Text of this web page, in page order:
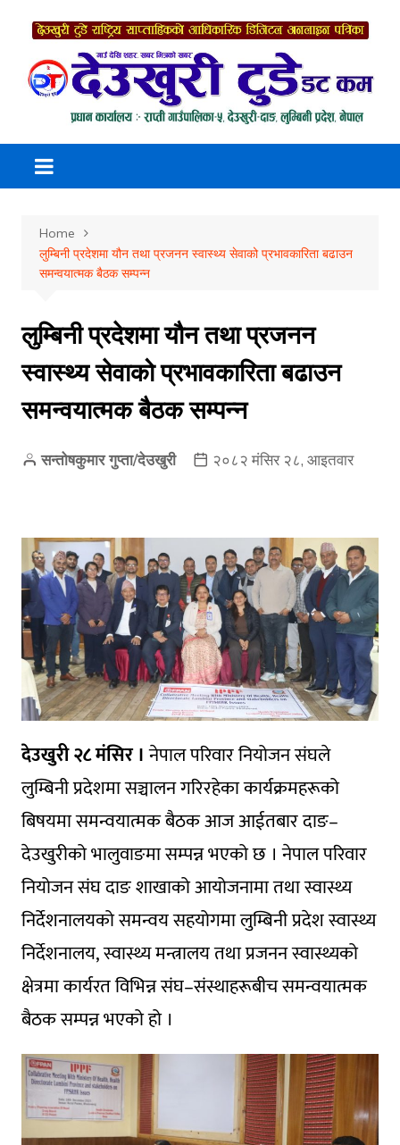
content
Home
लुम्बिनी प्रदेशमा यौन तथा प्रजनन स्वास्थ्य सेवाको प्रभावकारिता बढाउन
समन्वयात्मक बैठक सम्पन्न
लुम्बिनी प्रदेशमा यौन तथा प्रजनन
स्वास्थ्य सेवाको प्रभावकारिता बढाउन
समन्वयात्मक बैठक सम्पन्न
सन्तोषकुमार गुप्ता/देउखुरी २०८२ मंसिर २८, आइतवार
देउखुरी २८ मंसिर ।नेपाल परिवार नियोजन संघले
लुम्बिनी प्रदेशमा सञ्चालन गरिरहेका कार्यक्रमहरूको
बिषयमा समन्वयात्मक बैठक आज आईतबार दाङ–
देउखुरीको भालुवाङमा सम्पन्न भएको छ । नेपाल परिवार
नियोजन संघ दाङ शाखाको आयोजनामा तथा स्वास्थ्य
निर्देशनालयको समन्वय सहयोगमा लुम्बिनी प्रदेश स्वास्थ्य
निर्देशनालय, स्वास्थ्य मन्त्रालय तथा प्रजनन स्वास्थ्यको
क्षेत्रमा कार्यरत विभिन्न संघ–संस्थाहरूबीच समन्वयात्मक
बैठक सम्पन्न भएको हो ।